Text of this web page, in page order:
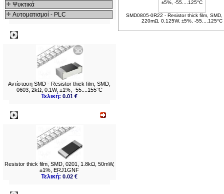
Ψυκτικά
Αυτοματισμοί - PLC
Αντίσταση SMD - Resistor thick film, SMD,
0603, 2kΩ, 0.1W, ±1%, -55....155°C
Τελική:0.01 €
Resistor thick film, SMD, 0201, 1.8kΩ, 50mW,
±1%, ERJ1GNF
Τελική:0.02 €
SMD0805-0R22 - Resistor thick film,
220mΩ, 0.125W, ±5%, -55....125°C